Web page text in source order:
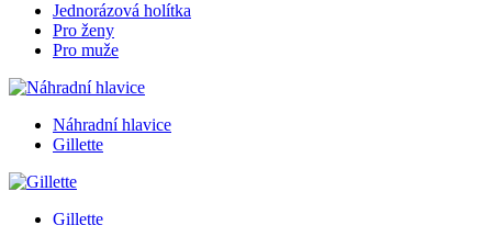
Jednorázová holítka
Pro ženy
Pro muže
Náhradní hlavice
Gillette
Gillette